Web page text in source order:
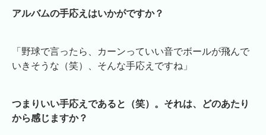
アルバムの手応えはいかがですか？
「野球で言ったら、カーンっていい音でボールが飛んで
いきそうな（笑）、そんな手応えですね」
つまりいい手応えであると（笑）。それは、どのあたり
から感じますか？